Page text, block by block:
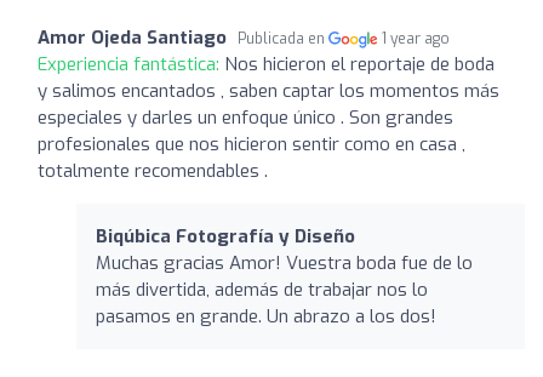
Amor Ojeda Santiago Publicada en 1 year ago
Experiencia fantástica: Nos hicieron el reportaje de boda
y salimos encantados , saben captar los momentos más
especiales y darles un enfoque único . Son grandes
profesionales que nos hicieron sentir como en casa ,
totalmente recomendables .
Biqúbica Fotografía y Diseño
Muchas gracias Amor! Vuestra boda fue de lo
más divertida, además de trabajar nos lo
pasamos en grande. Un abrazo a los dos!